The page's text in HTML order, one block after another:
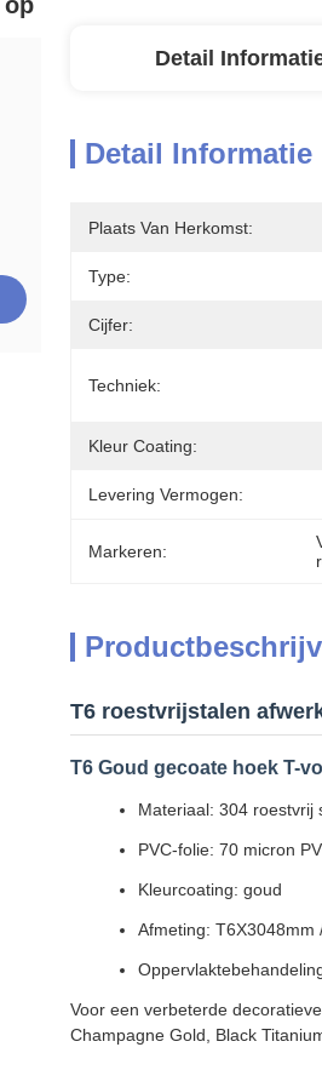
Detail
Detail Informatie
Plaats Van Herkomst:
Type:
Cijfer:
Techniek:
Kleur Coating:
Levering Vermogen:
Markeren:
T6 roestvrijstalen
T6 Goud gecoate hoek T-
Materiaal: 304 roestvrij
PVC-folie: 70 micron
Kleurcoating: goud
Afmeting: T6X3048mm
Voor een verbeterde
Champagne Gold, Black